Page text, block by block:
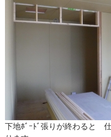
下地ﾎﾞｰﾄﾞ張りが終わると